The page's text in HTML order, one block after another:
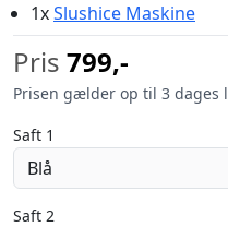
1xSlushice Maskine
Pris 799,-
Prisen gælder op til 3 dages
Saft 1
Saft 2